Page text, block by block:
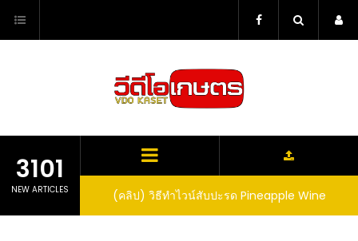
content
3101
NEW ARTICLES
ปในถัง จะได้ผล
expect that
(คลิป) วิธีทำไวน์สับปะรด Pineapple Wine